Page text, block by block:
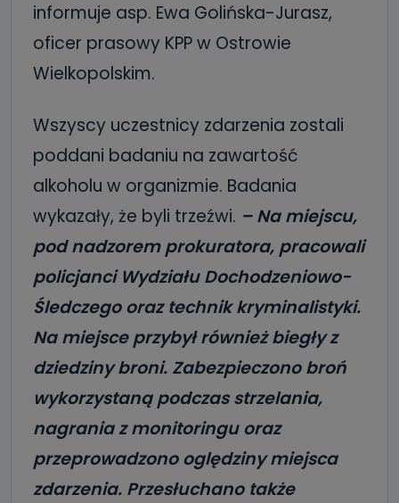
informuje asp. Ewa Golińska-Jurasz,
oficer prasowy KPP w Ostrowie
Wielkopolskim.
Wszyscy uczestnicy zdarzenia zostali
poddani badaniu na zawartość
alkoholu w organizmie. Badania
wykazały, że byli trzeźwi. – Na miejscu,
pod nadzorem prokuratora, pracowali
policjanci Wydziału Dochodzeniowo-
Śledczego oraz technik kryminalistyki.
Na miejsce przybył również biegły z
dziedziny broni. Zabezpieczono broń
wykorzystaną podczas strzelania,
nagrania z monitoringu oraz
przeprowadzono oględziny miejsca
zdarzenia. Przesłuchano także